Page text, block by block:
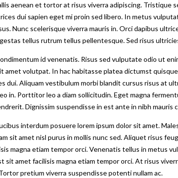
aenean et tortor at risus viverra adipiscing. Tristique
dui sapien eget mi proin sed libero. In metus
Nunc scelerisque viverra mauris in. Orci dapibus
tellus rutrum tellus pellentesque. Sed risus
id venenatis. Risus sed vulputate odio ut
amet volutpat. In hac habitasse platea dictumst
dui. Aliquam vestibulum morbi blandit cursus risus at
in. Porttitor leo a diam sollicitudin. Eget magna
Dignissim suspendisse in est ante in nibh
interdum posuere lorem ipsum dolor sit amet.
sit amet nisl purus in mollis nunc sed. Aliquet risus
magna etiam tempor orci. Venenatis tellus in metus
sit amet facilisis magna etiam tempor orci. At risus
pretium viverra suspendisse potenti nullam ac.